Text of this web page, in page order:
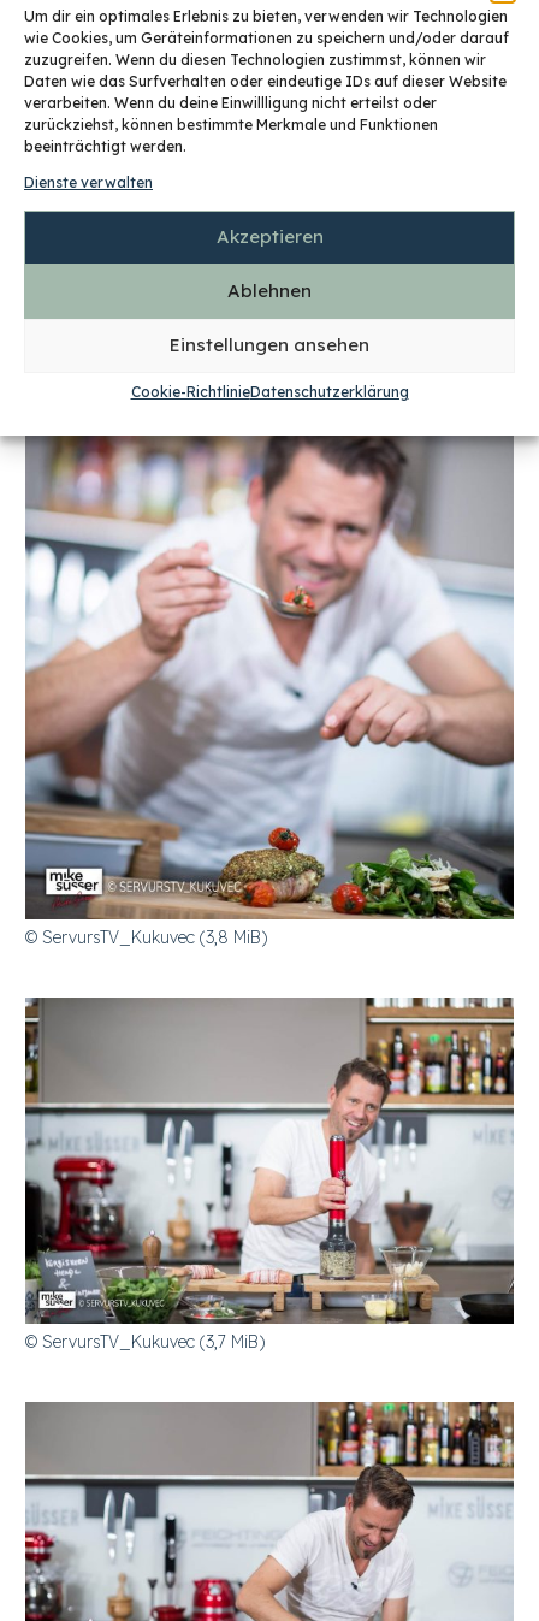
Um dir ein optimales Erlebnis zu bieten, verwenden wir Technologien
wie Cookies, um Geräteinformationen zu speichern und/oder darauf
zuzugreifen. Wenn du diesen Technologien zustimmst, können wir
Daten wie das Surfverhalten oder eindeutige IDs auf dieser Website
verarbeiten. Wenn du deine Einwillligung nicht erteilst oder
zurückziehst, können bestimmte Merkmale und Funktionen
beeinträchtigt werden.
Dienste verwalten
Akzeptieren
Ablehnen
Einstellungen ansehen
Cookie-RichtlinieDatenschutzerklärung
© Uta Gleiser by FoodDude (1,6 MiB)
© ServursTV_Kukuvec (3,8 MiB)
© ServursTV_Kukuvec (3,7 MiB)